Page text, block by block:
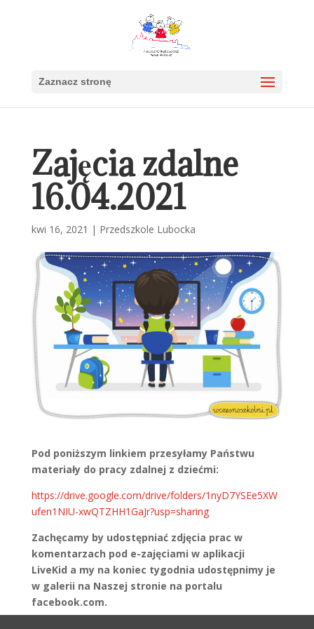
Zaznacz stronę
Zajęcia zdalne
16.04.2021
kwi 16, 2021 | Przedszkole Lubocka
Pod poniższym linkiem przesyłamy Państwu
materiały do pracy zdalnej z dziećmi:
https://drive.google.com/drive/folders/1nyD7YSEe5XW
ufen1NIU-xwQTZHH1GaJr?usp=sharing
Zachęcamy by udostępniać zdjęcia prac w
komentarzach pod e-zajęciami w aplikacji
LiveKid a my na koniec tygodnia udostępnimy je
w galerii na Naszej stronie na portalu
facebook.com.